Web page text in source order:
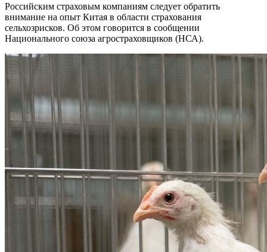
Российским страховым компаниям следует обратить
внимание на опыт Китая в области страхования
сельхозрисков. Об этом говорится в сообщении
Национального союза агростраховщиков (НСА).